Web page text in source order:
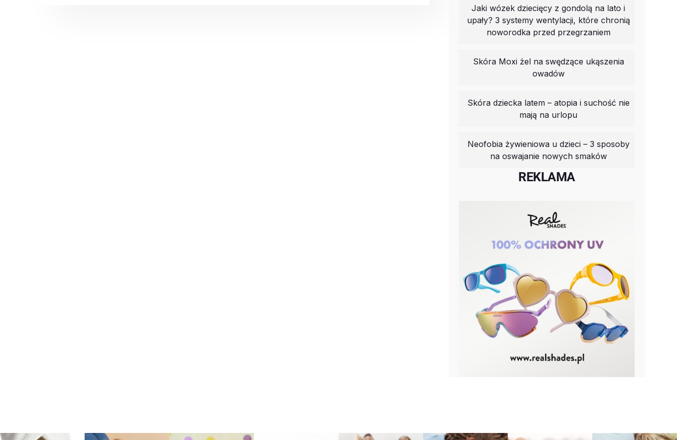
Jaki wózek dziecięcy z gondolą na lato i
upały? 3 systemy wentylacji, które chronią
noworodka przed przegrzaniem
Skóra Moxi żel na swędzące ukąszenia
owadów
Skóra dziecka latem – atopia i suchość nie
mają na urlopu
Neofobia żywieniowa u dzieci – 3 sposoby
na oswajanie nowych smaków
REKLAMA